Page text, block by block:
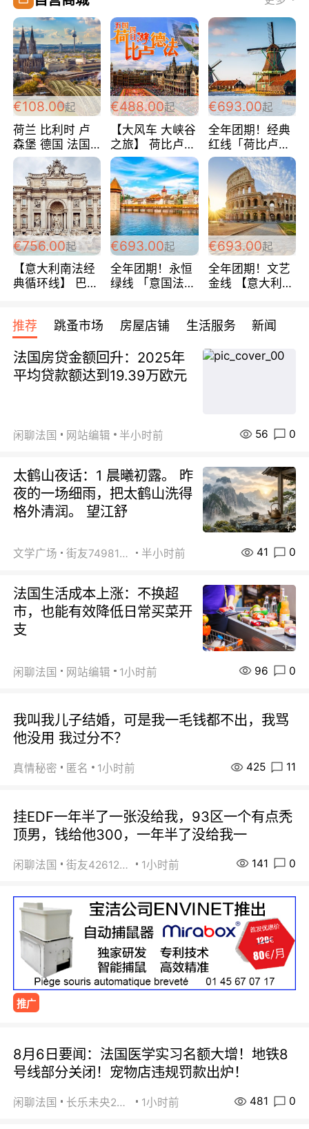
€108.00起
荷兰 比利时 卢
森堡 德国 法国
超爽玩遍西欧 循
环线 全程四星宾
馆 108欧/人/天
€488.00起
【大风车 大峡谷
之旅】 荷比卢德
法 巴黎上下 经
典五国四日游
488欧/人
€693.00起
全年团期！经典
红线「荷比卢德
法」七天循环 五
国 仅售99欧/人/
天！巴黎上下！
包拼房~
€756.00起
【意大利南法经
典循环线】 巴黎
宾馆 108欧/天起
全程756欧/位
€693.00起
全年团期！永恒
绿线 「意国法
欧/天起 ~包拼房
€693.00起
全年团期！文艺
金线 【意大利一
每周铁发！
推荐 跳蚤市场 房屋店铺 生活服务 新闻
法国房贷金额回升：2025年
平均贷款额达到19.39万欧元
闲聊法国 网站编辑 半小时前 56 0
太鹤山夜话：1 晨曦初露。 昨
夜的一场细雨，把太鹤山洗得
格外清润。 望江舒
文学广场 街友74981146 半小时前 41 0
法国生活成本上涨：不换超
市，也能有效降低日常买菜开
支
闲聊法国 网站编辑 1小时前 96 0
我叫我儿子结婚，可是我一毛钱都不出，我骂
他没用 我过分不？
真情秘密 匿名 1小时前 425 11
挂EDF一年半了一张没给我，93区一个有点秃
顶男，钱给他300，一年半了没给我一
闲聊法国 街友42612092 1小时前 141 0
推广
8月6日要闻：法国医学实习名额大增！地铁8
号线部分关闭！宠物店违规罚款出炉！
闲聊法国 长乐未央2015 1小时前 481 0